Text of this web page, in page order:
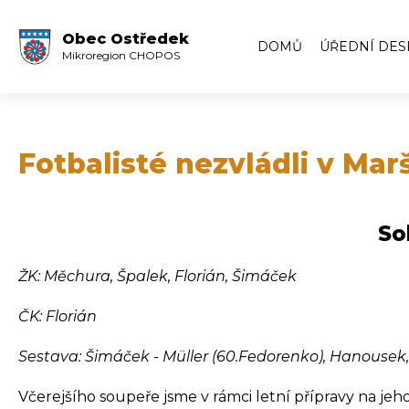
Obec Ostředek
Mikroregion CHOPOS
DOMŮ ÚŘEDNÍ
Zápisy ze
Zápisy z
Archiv
Fotbalisté nezvládli v
ŽK: Měchura, Špalek, Florián, Šimáček
ČK: Florián
Sestava: Šimáček - Müller (60.Fedorenko),
Včerejšího soupeře jsme v rámci letní přípravy na